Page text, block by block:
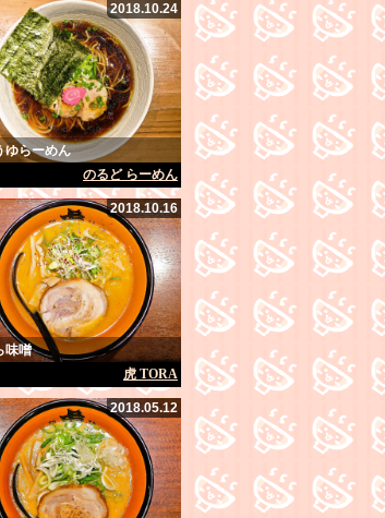
2018.10.24
ゆらーめん
のるど らーめん
2018.10.16
味噌
虎 TORA
2018.05.12